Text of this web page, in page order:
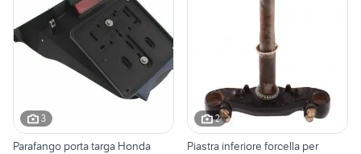
3
Parafango porta targa Honda
2
Piastra inferiore forcella per